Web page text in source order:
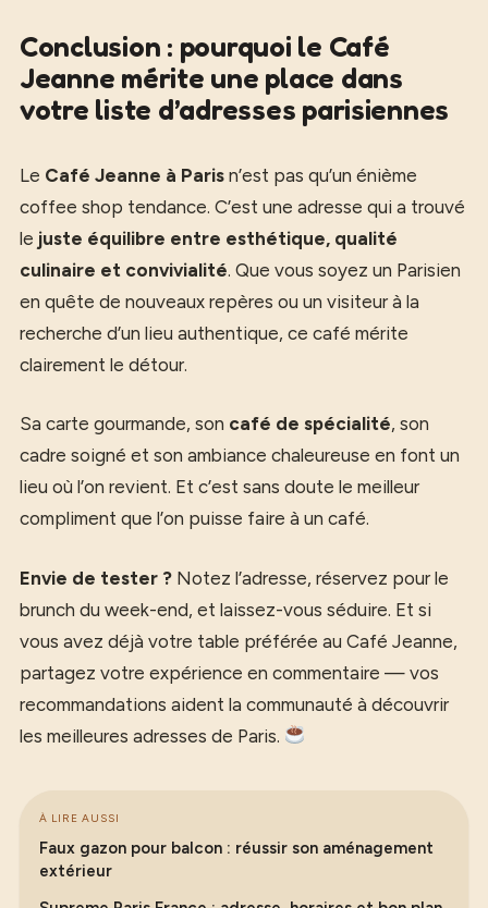
Conclusion : pourquoi le Café
Jeanne mérite une place dans
votre liste d’adresses parisiennes
Le Café Jeanne à Paris n’est pas qu’un énième
coffee shop tendance. C’est une adresse qui a trouvé
le juste équilibre entre esthétique, qualité
culinaire et convivialité. Que vous soyez un Parisien
en quête de nouveaux repères ou un visiteur à la
recherche d’un lieu authentique, ce café mérite
clairement le détour.
Sa carte gourmande, son café de spécialité, son
cadre soigné et son ambiance chaleureuse en font un
lieu où l’on revient. Et c’est sans doute le meilleur
compliment que l’on puisse faire à un café.
Envie de tester ? Notez l’adresse, réservez pour le
brunch du week-end, et laissez-vous séduire. Et si
vous avez déjà votre table préférée au Café Jeanne,
partagez votre expérience en commentaire — vos
recommandations aident la communauté à découvrir
les meilleures adresses de Paris.
À LIRE AUSSI
Faux gazon pour balcon : réussir son aménagement
extérieur